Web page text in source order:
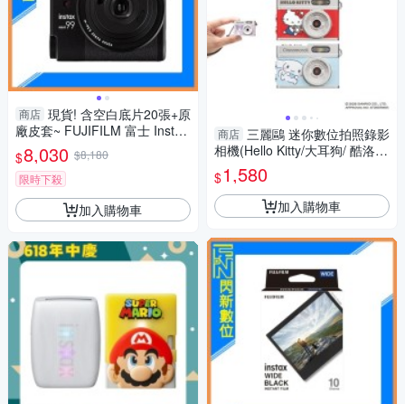
商店 現貨! 含空白底片20張+原
廠皮套~ FUJIFILM 富士 Instax
mini 99 拍立得 相機(mini99，
公司貨)
$8,030 $8,180
限時下殺
加入購物車
商店 三麗鷗 迷你數位拍照錄影
相機(Hello Kitty/大耳狗/ 酷洛
米)【愛買】
$1,580
加入購物車